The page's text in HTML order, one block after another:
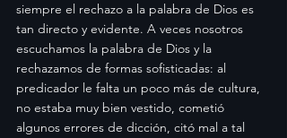
siempre el rechazo a la palabra de Dios es
tan directo y evidente. A veces nosotros
escuchamos la palabra de Dios y la
rechazamos de formas sofisticadas: al
predicador le falta un poco más de cultura,
no estaba muy bien vestido, cometió
algunos errores de dicción, citó mal a tal